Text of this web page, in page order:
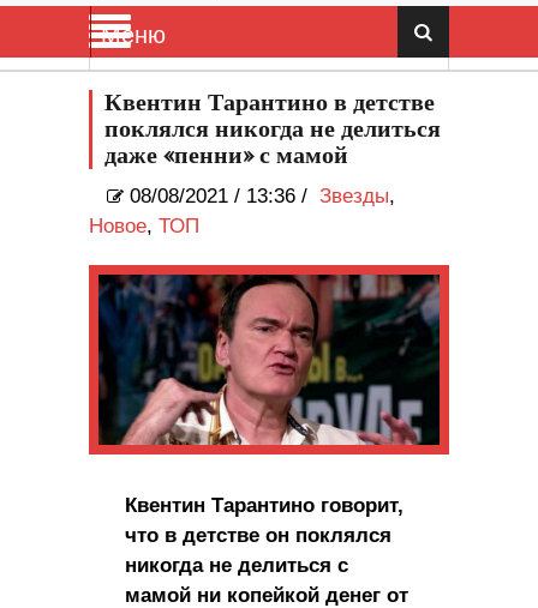
Меню
Квентин Тарантино в детстве
поклялся никогда не делиться
даже «пенни» с мамой
08/08/2021 / 13:36 / Звезды,
Новое, ТОП
Квентин Тарантино говорит,
что в детстве он поклялся
никогда не делиться с
мамой ни копейкой денег от